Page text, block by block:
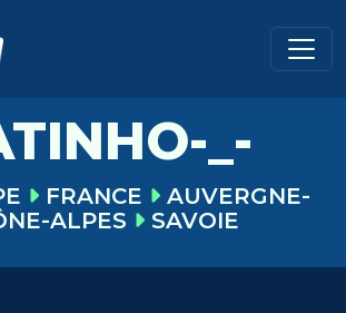
_-
FRANCE
AUVERGNE-
ALPES
SAVOIE